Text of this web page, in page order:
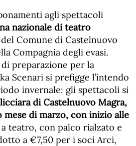
agli spettacoli
nazionale di teatro
Comune di Castelnuovo
Compagnia degli evasi.
di preparazione per la
Scenari si prefigge l’intendo
invernale: gli spettacoli si
di Castelnuovo Magra,
mese di marzo, con inizio alle
a teatro, con palco rialzato e
a €7,50 per i soci Arci,